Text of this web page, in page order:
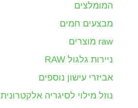
המומלצים
מבצעים חמים
raw מוצרים
ניירות גלגול RAW
אביזרי עישון נוספים
נוזל מילוי לסיגריה אלקטרונית